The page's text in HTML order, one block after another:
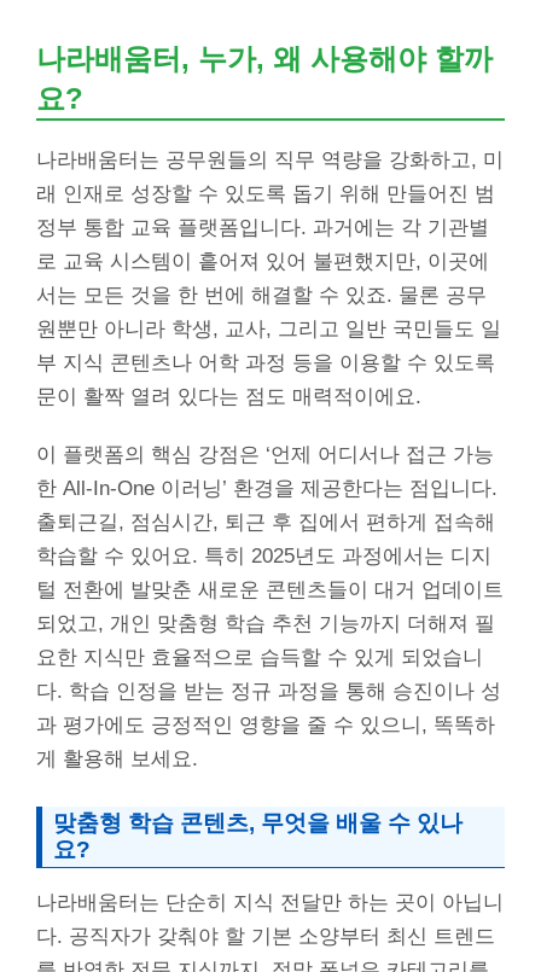
나라배움터, 누가, 왜 사용해야 할까
요?
나라배움터는 공무원들의 직무 역량을 강화하고, 미
래 인재로 성장할 수 있도록 돕기 위해 만들어진 범
정부 통합 교육 플랫폼입니다. 과거에는 각 기관별
로 교육 시스템이 흩어져 있어 불편했지만, 이곳에
서는 모든 것을 한 번에 해결할 수 있죠. 물론 공무
원뿐만 아니라 학생, 교사, 그리고 일반 국민들도 일
부 지식 콘텐츠나 어학 과정 등을 이용할 수 있도록
문이 활짝 열려 있다는 점도 매력적이에요.
이 플랫폼의 핵심 강점은 ‘언제 어디서나 접근 가능
한 All-In-One 이러닝’ 환경을 제공한다는 점입니다.
출퇴근길, 점심시간, 퇴근 후 집에서 편하게 접속해
학습할 수 있어요. 특히 2025년도 과정에서는 디지
털 전환에 발맞춘 새로운 콘텐츠들이 대거 업데이트
되었고, 개인 맞춤형 학습 추천 기능까지 더해져 필
요한 지식만 효율적으로 습득할 수 있게 되었습니
다. 학습 인정을 받는 정규 과정을 통해 승진이나 성
과 평가에도 긍정적인 영향을 줄 수 있으니, 똑똑하
게 활용해 보세요.
맞춤형 학습 콘텐츠, 무엇을 배울 수 있나
요?
나라배움터는 단순히 지식 전달만 하는 곳이 아닙니
다. 공직자가 갖춰야 할 기본 소양부터 최신 트렌드